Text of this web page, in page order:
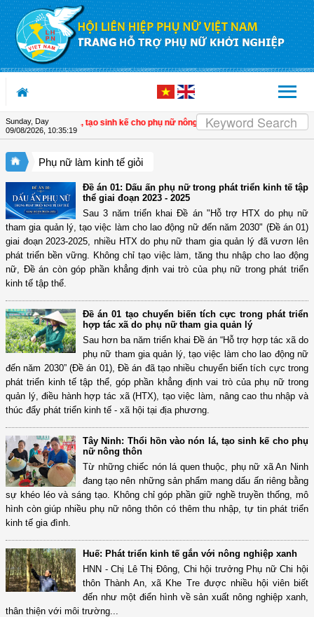
Skip to Content
Sunday, Day
09/08/2026 10:35:20
vào nón lá, tạo sinh kế cho phụ nữ nông thôn | Huế: Phát triển kinh tế gắn với
Phụ nữ làm kinh tế giỏi
Đề án 01: Dấu ấn phụ nữ trong phát triển kinh tế tập
thể giai đoạn 2023 - 2025
Sau 3 năm triển khai Đề án "Hỗ trợ HTX do phụ nữ
tham gia quản lý, tạo việc làm cho lao động nữ đến năm 2030" (Đề án 01)
giai đoạn 2023-2025, nhiều HTX do phụ nữ tham gia quản lý đã vươn lên
phát triển bền vững. Không chỉ tạo việc làm, tăng thu nhập cho lao động
nữ, Đề án còn góp phần khẳng định vai trò của phụ nữ trong phát triển
kinh tế tập thể.
Đề án 01 tạo chuyển biến tích cực trong phát triển
hợp tác xã do phụ nữ tham gia quản lý
Sau hơn ba năm triển khai Đề án “Hỗ trợ hợp tác xã do
phụ nữ tham gia quản lý, tạo việc làm cho lao động nữ
đến năm 2030” (Đề án 01), Đề án đã tạo nhiều chuyển biến tích cực trong
phát triển kinh tế tập thể, góp phần khẳng định vai trò của phụ nữ trong
quản lý, điều hành hợp tác xã (HTX), tạo việc làm, nâng cao thu nhập và
thúc đẩy phát triển kinh tế - xã hội tại địa phương.
Tây Ninh: Thổi hồn vào nón lá, tạo sinh kế cho phụ
nữ nông thôn
Từ những chiếc nón lá quen thuộc, phụ nữ xã An Ninh
đang tạo nên những sản phẩm mang dấu ấn riêng bằng
sự khéo léo và sáng tạo. Không chỉ góp phần giữ nghề truyền thống, mô
hình còn giúp nhiều phụ nữ nông thôn có thêm thu nhập, tự tin phát triển
kinh tế gia đình.
Huế: Phát triển kinh tế gắn với nông nghiệp xanh
HNN - Chị Lê Thị Đông, Chi hội trưởng Phụ nữ Chi hội
thôn Thành An, xã Khe Tre được nhiều hội viên biết
đến như một điển hình về sản xuất nông nghiệp xanh,
thân thiện với môi trường...